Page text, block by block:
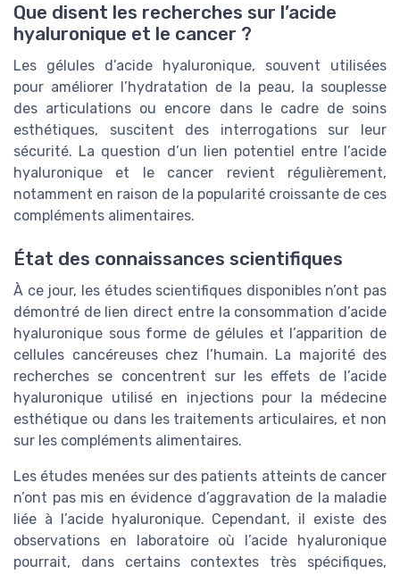
Que disent les recherches sur l’acide
hyaluronique et le cancer ?
Les gélules d’acide hyaluronique, souvent utilisées
pour améliorer l’hydratation de la peau, la souplesse
des articulations ou encore dans le cadre de soins
esthétiques, suscitent des interrogations sur leur
sécurité. La question d’un lien potentiel entre l’acide
hyaluronique et le cancer revient régulièrement,
notamment en raison de la popularité croissante de ces
compléments alimentaires.
État des connaissances scientifiques
À ce jour, les études scientifiques disponibles n’ont pas
démontré de lien direct entre la consommation d’acide
hyaluronique sous forme de gélules et l’apparition de
cellules cancéreuses chez l’humain. La majorité des
recherches se concentrent sur les effets de l’acide
hyaluronique utilisé en injections pour la médecine
esthétique ou dans les traitements articulaires, et non
sur les compléments alimentaires.
Les études menées sur des patients atteints de cancer
n’ont pas mis en évidence d’aggravation de la maladie
liée à l’acide hyaluronique. Cependant, il existe des
observations en laboratoire où l’acide hyaluronique
pourrait, dans certains contextes très spécifiques,